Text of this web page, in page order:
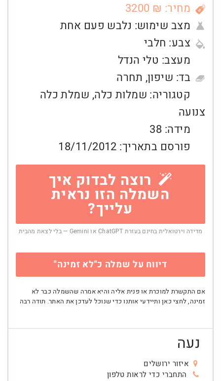
מחיר: ₪ 3200
מצב שימוש: נלבש פעם אחת
צבע: חלבי
מעצב: טלי הנדל
בד: שיפון, תחרה
קטגוריה: שמלות כלה, שמלת כלה
צנועה
מידה: 38
פורסם בתאריך: 18/11/2012
רוצה לבדוק איך
השמלה הזו נראית
עלייך?
מדידה וירטואלית בחינם בעזרת ChatGPT או Gemini — בלי לצאת מהבית
דיווח על שמלה כ"לא זמינה"
אם התקשרת למוכרת או פנית אליה והיא אמרה שהשמלה כבר לא
זמינה, לחצי כאן ותיידעי אותנו כדי שנוכל לעדכן את האתר. תודה רבה
נעה
איזור ירושלים
התחברי כדי לראות טלפון